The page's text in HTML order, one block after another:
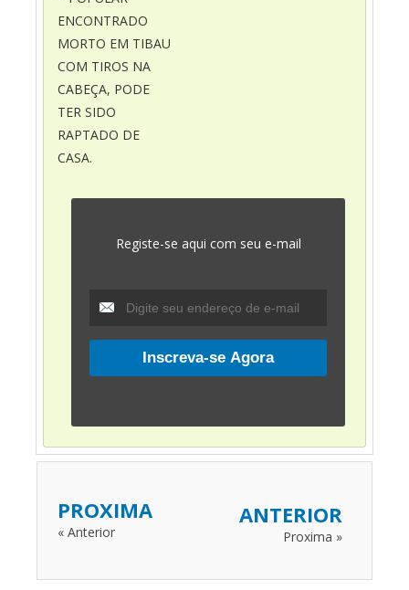
ENCONTRADO
MORTO EM TIBAU
COM TIROS NA
CABEÇA, PODE
TER SIDO
RAPTADO DE
CASA.
Registe-se aqui com seu e-mail
PROXIMA
« Anterior
ANTERIOR
Proxima »